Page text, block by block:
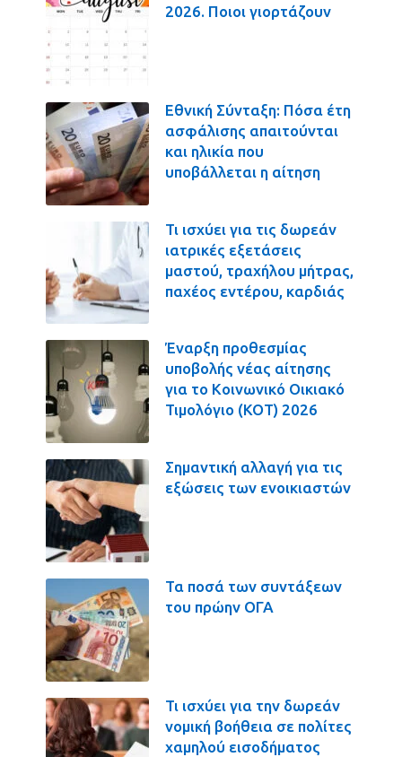
2026. Ποιοι γιορτάζουν
Εθνική Σύνταξη: Πόσα έτη
ασφάλισης απαιτούνται
και ηλικία που
υποβάλλεται η αίτηση
Τι ισχύει για τις δωρεάν
ιατρικές εξετάσεις
μαστού, τραχήλου μήτρας,
παχέος εντέρου, καρδιάς
Έναρξη προθεσμίας
υποβολής νέας αίτησης
για το Κοινωνικό Οικιακό
Τιμολόγιο (ΚΟΤ) 2026
Σημαντική αλλαγή για τις
εξώσεις των ενοικιαστών
Τα ποσά των συντάξεων
του πρώην ΟΓΑ
Τι ισχύει για την δωρεάν
νομική βοήθεια σε πολίτες
χαμηλού εισοδήματος